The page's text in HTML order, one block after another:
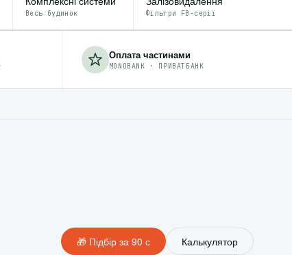
Весь будинок Фільтри FB-серії
Оплата частинами
MONOBANK · ПРИВАТБАНК
🎁 Підбір за 90 с Калькулятор